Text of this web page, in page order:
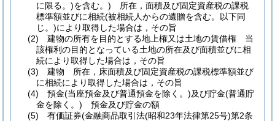
に限る。)を含む。) 所在，面積及び固定資産税の課税
標準額並びに相続(被相続人からの遺贈を含む。以下同
じ。)により取得した場合は，その旨
(2)
建物の所有を目的とする地上権又は土地の賃借権 当
該権利の目的となっている土地の所在及び面積並びに相
続により取得した場合は，その旨
(3)
建物 所在，床面積及び固定資産税の課税標準額並び
に相続により取得した場合は，その旨
(4)
預金(当座預金及び普通預金を除く。)及び貯金(普通貯
金を除く。) 預金及び貯金の額
(5)
有価証券(金融商品取引法(昭和23年法律第25号)第2条